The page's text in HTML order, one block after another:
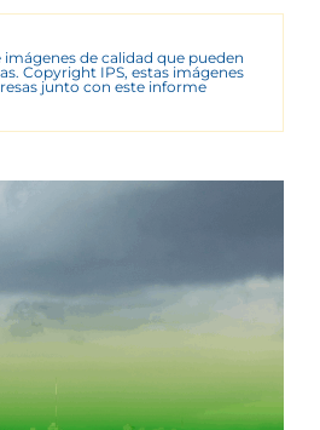
de calidad que pueden
Copyright IPS, estas imágenes
junto con este informe